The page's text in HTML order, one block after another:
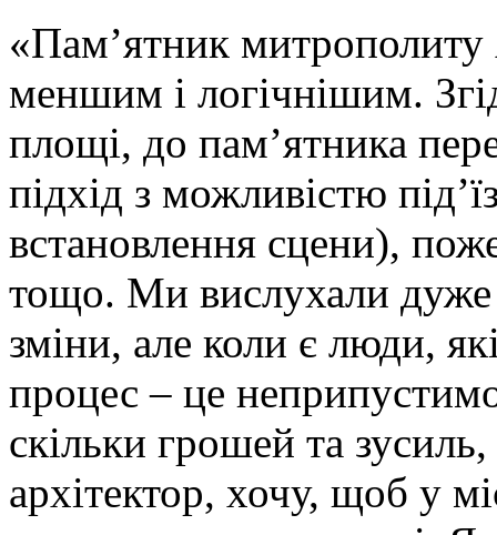
«Пам’ятник митрополиту
меншим і логічнішим.
площі, до пам’ятника
підхід з можливістю
встановлення сцени),
тощо. Ми вислухали дуже
зміни, але коли є люди,
процес – це
скільки грошей та
архітектор, хочу, щоб у